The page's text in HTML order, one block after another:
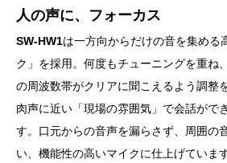
人の声に、フォーカス
SW-HW1は一方向からだけの音を集める
ク」を採用。何度もチューニングを重ね
の周波数帯がクリアに聞こえるよう調整
肉声に近い「現場の雰囲気」で会話がで
す。口元からの音声を漏らさず、周囲の
い、機能性の高いマイクに仕上げていま